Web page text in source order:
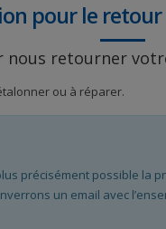
pour le retour
retourner
ou à réparer.
précisément possible la
un email avec